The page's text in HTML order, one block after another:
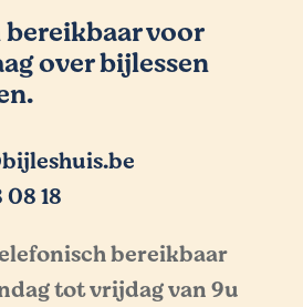
voor
over bijlessen
18
bereikbaar
tot vrijdag van 9u